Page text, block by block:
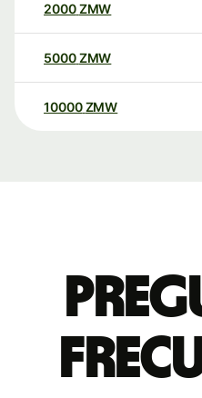
2000ZMW
5000ZMW
10000 ZMW